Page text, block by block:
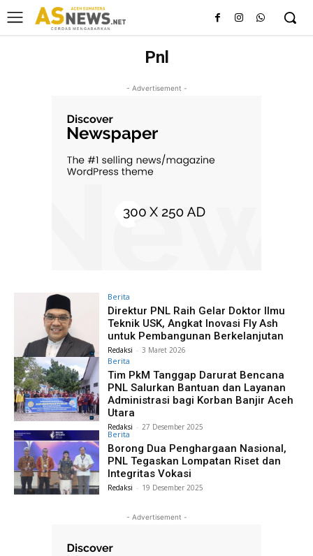
Pnl
- Advertisement -
Berita
Direktur PNL Raih Gelar Doktor Ilmu
Teknik USK, Angkat Inovasi Fly Ash
untuk Pembangunan Berkelanjutan
Redaksi - 3 Maret 2026
Berita
Tim PkM Tanggap Darurat Bencana
PNL Salurkan Bantuan dan Layanan
Administrasi bagi Korban Banjir Aceh
Utara
Redaksi - 27 Desember 2025
Berita
Borong Dua Penghargaan Nasional,
PNL Tegaskan Lompatan Riset dan
Integritas Vokasi
Redaksi - 19 Desember 2025
- Advertisement -